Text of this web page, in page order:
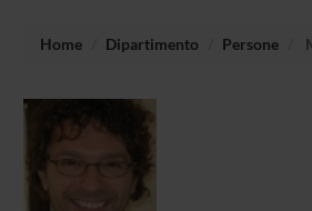
Home Dipartimento Persone